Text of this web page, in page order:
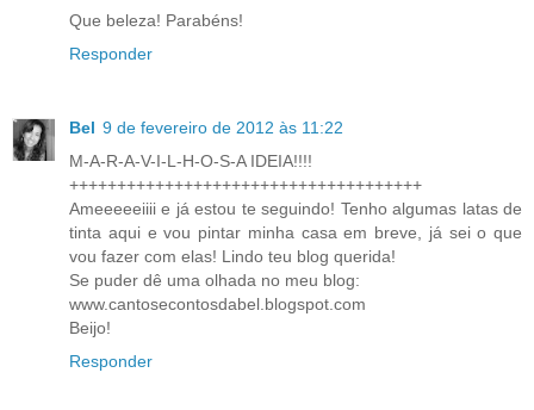
Que beleza! Parabéns!
Responder
Bel 9 de fevereiro de 2012 às 11:22
M-A-R-A-V-I-L-H-O-S-A IDEIA!!!!
+++++++++++++++++++++++++++++++++++++
Ameeeeeiiii e já estou te seguindo! Tenho algumas latas de
tinta aqui e vou pintar minha casa em breve, já sei o que
vou fazer com elas! Lindo teu blog querida!
Se puder dê uma olhada no meu blog:
www.cantosecontosdabel.blogspot.com
Beijo!
Responder